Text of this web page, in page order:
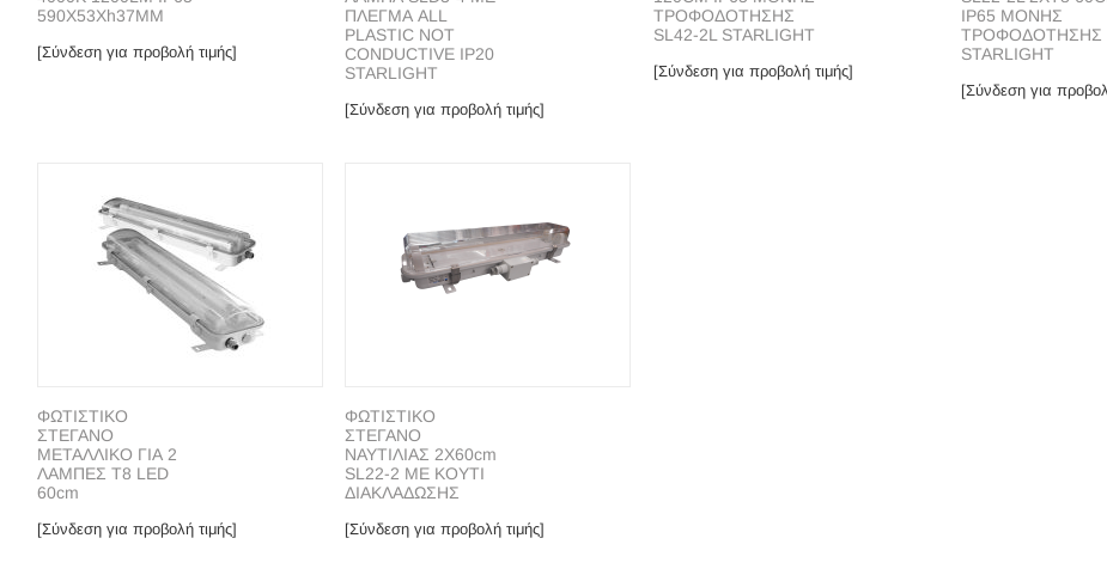
590X53Xh37MM
[Σύνδεση για προβολή τιμής]
ΠΛΕΓΜΑ ALL
PLASTIC NOT
CONDUCTIVE IP20
STARLIGHT
[Σύνδεση για προβολή τιμής]
ΤΡΟΦΟΔΟΤΗΣΗΣ
SL42-2L STARLIGHT
[Σύνδεση για προβολή τιμής]
IP65 ΜΟΝΗΣ
ΤΡΟΦΟΔΟΤΗΣΗΣ
STARLIGHT
[Σύνδεση για
ΦΩΤΙΣΤΙΚΟ
ΣΤΕΓΑΝΟ
ΜΕΤΑΛΛΙΚΟ ΓΙΑ 2
ΛΑΜΠΕΣ Τ8 LED
60cm
[Σύνδεση για προβολή τιμής]
ΦΩΤΙΣΤΙΚΟ
ΣΤΕΓΑΝΟ
ΝΑΥΤΙΛΙΑΣ 2Χ60cm
SL22-2 ΜΕ ΚΟΥΤΙ
ΔΙΑΚΛΑΔΩΣΗΣ
[Σύνδεση για προβολή τιμής]